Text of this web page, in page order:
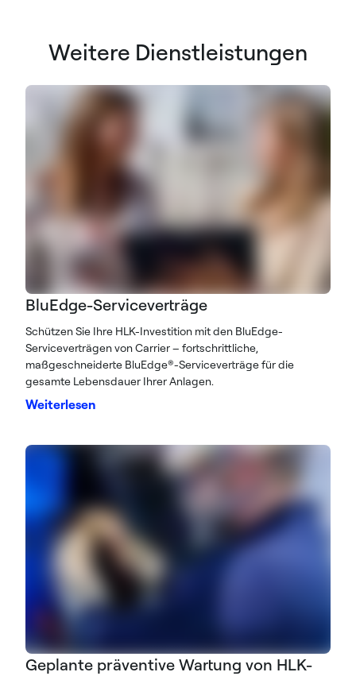
Weitere Dienstleistungen
BluEdge-Serviceverträge
Schützen Sie Ihre HLK-Investition mit den BluEdge-
Serviceverträgen von Carrier – fortschrittliche,
maßgeschneiderte BluEdge®-Serviceverträge für die
gesamte Lebensdauer Ihrer Anlagen.
Weiterlesen
Geplante präventive Wartung von HLK-